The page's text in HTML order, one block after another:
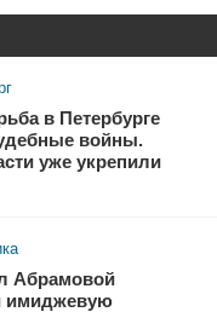
в Петербурге
войны.
уже укрепили
Абрамовой
имиджевую